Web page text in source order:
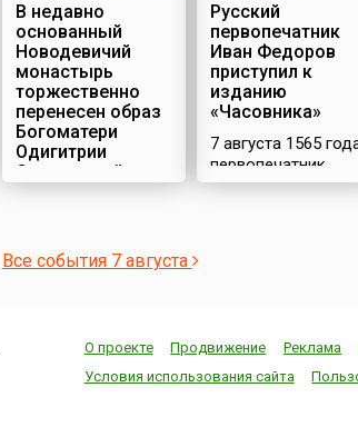
В недавно
основанный
Новодевичий
монастырь
торжественно
перенесен образ
Богоматери
Одигитрии
Смоленской
Москве началось
Ивановича – в
честь взятия в
Русский
первопечатник
Иван Федоров
приступил к
изданию
«Часовника»
7 августа 1565
первопечатник
Иван Федоров и
легендарного
«Апостола»,
Все события 7 августа
О проекте Продвижение Реклама
Условия использования сайта